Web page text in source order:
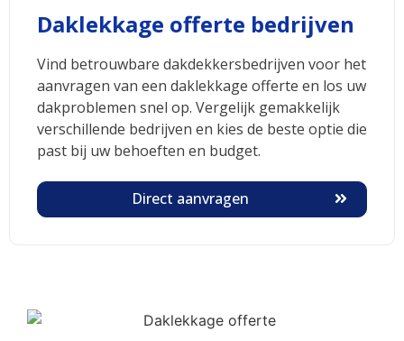
Daklekkage offerte bedrijven
Vind betrouwbare dakdekkersbedrijven voor het
aanvragen van een daklekkage offerte en los uw
dakproblemen snel op. Vergelijk gemakkelijk
verschillende bedrijven en kies de beste optie die
past bij uw behoeften en budget.
Direct aanvragen